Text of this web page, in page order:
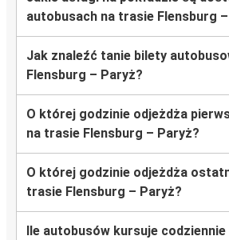
autobusach na trasie Flensburg
Jak znaleźć tanie bilety
Flensburg – Paryż?
O której godzinie odjeżdża
na trasie Flensburg – Paryż?
O której godzinie odjeżdża
trasie Flensburg – Paryż?
Ile autobusów kursuje